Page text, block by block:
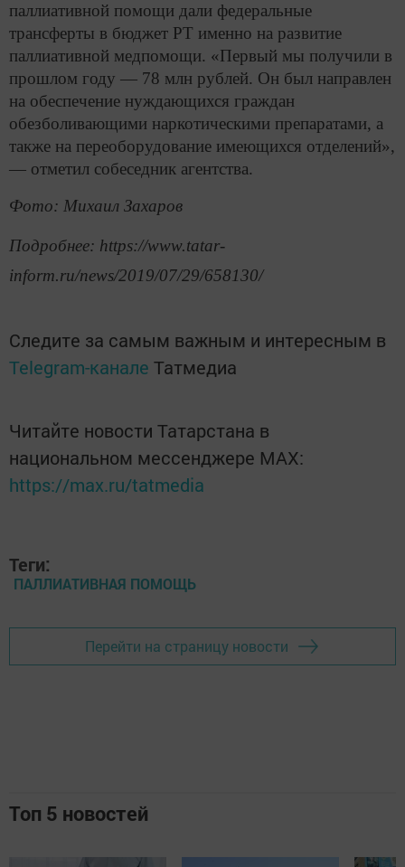
паллиативной помощи дали федеральные
трансферты в бюджет РТ именно на развитие
паллиативной медпомощи. «Первый мы получили в
прошлом году — 78 млн рублей. Он был направлен
на обеспечение нуждающихся граждан
обезболивающими наркотическими препаратами, а
также на переоборудование имеющихся отделений»,
— отметил собеседник агентства.
Фото: Михаил Захаров
Подробнее: https://www.tatar-
inform.ru/news/2019/07/29/658130/
Следите за самым важным и интересным в
Telegram-канале Татмедиа
Читайте новости Татарстана в
национальном мессенджере MАХ:
https://max.ru/tatmedia
Теги:
ПАЛЛИАТИВНАЯ ПОМОЩЬ
Перейти на страницу новости
Топ 5 новостей